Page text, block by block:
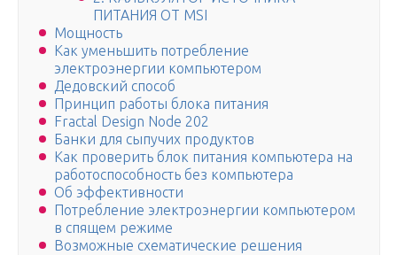
ПИТАНИЯ ОТ MSI
Мощность
Как уменьшить потребление
электроэнергии компьютером
Дедовский способ
Принцип работы блока питания
Fractal Design Node 202
Банки для сыпучих продуктов
Как проверить блок питания компьютера на
работоспособность без компьютера
Об эффективности
Потребление электроэнергии компьютером
в спящем режиме
Возможные схематические решения